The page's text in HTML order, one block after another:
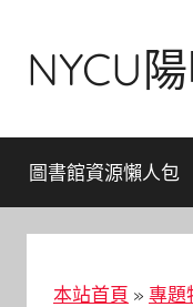
contentNYCU
圖書館資源懶人包
本站首頁 » 專題